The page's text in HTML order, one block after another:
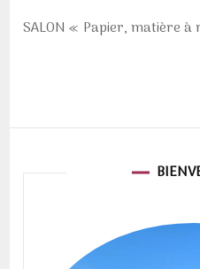
SALON « Papier, matière